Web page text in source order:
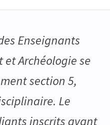
Enseignants
Archéologie se
section 5,
Le
inscrits avant